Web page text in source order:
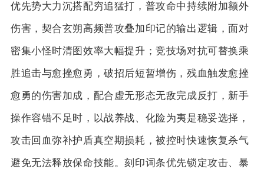
优先势大力沉搭配穷追猛打，普攻命中持续附加额外
伤害，契合玄朔高频普攻叠加印记的输出逻辑，面对
密集小怪时清图效率大幅提升；竞技场对抗可替换乘
胜追击与愈挫愈勇，破招后短暂增伤，残血触发愈挫
愈勇的伤害加成，配合虚无形态无敌完成反打，新手
操作容错不足时，以战养战、化险为夷是稳妥选择，
攻击回血弥补护盾真空期损耗，被控时快速恢复杀气
避免无法释放保命技能。刻印词条优先锁定攻击、暴